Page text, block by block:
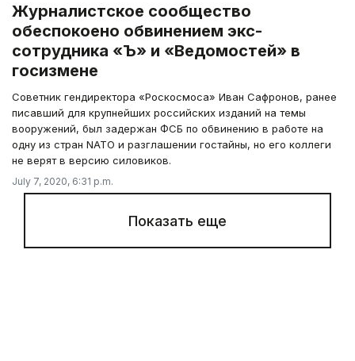
Журналистское сообщество
обеспокоено обвинением экс-
сотрудника «Ъ» и «Ведомостей» в
госизмене
Советник гендиректора «Роскосмоса» Иван Сафронов, ранее
писавший для крупнейших российских изданий на темы
вооружений, был задержан ФСБ по обвинению в работе на
одну из стран NATO и разглашении гостайны, но его коллеги
не верят в версию силовиков.
July 7, 2020, 6:31 p.m.
Показать еще